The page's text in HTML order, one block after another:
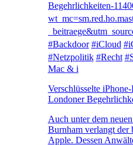
Begehrlichkeiten-
#Backdoor #iCloud #
#Netzpolitik #Recht #
Mac & i
Verschlüsselte
Londoner
Auch unter dem
Burnham verlangt der
Apple. Dessen